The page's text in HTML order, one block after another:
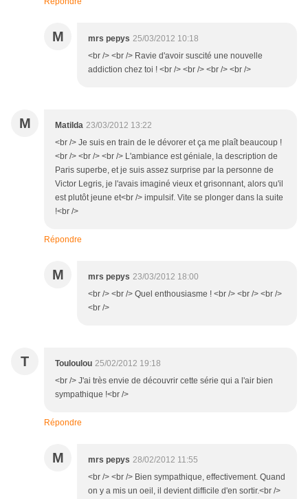
M mrs pepys 25/03/2012 10:18
<br /> <br /> Ravie d'avoir suscité une nouvelle
addiction chez toi ! <br /> <br /> <br /> <br />
M Matilda 23/03/2012 13:22
<br /> Je suis en train de le dévorer et ça me plaît beaucoup !
<br /> <br /> <br /> L'ambiance est géniale, la description de
Paris superbe, et je suis assez surprise par la personne de
Victor Legris, je l'avais imaginé vieux et grisonnant, alors qu'il
est plutôt jeune et<br /> impulsif. Vite se plonger dans la suite
!<br />
Répondre
M mrs pepys 23/03/2012 18:00
<br /> <br /> Quel enthousiasme ! <br /> <br /> <br />
<br />
T Touloulou 25/02/2012 19:18
<br /> J'ai très envie de découvrir cette série qui a l'air bien
sympathique !<br />
Répondre
M mrs pepys 28/02/2012 11:55
<br /> <br /> Bien sympathique, effectivement. Quand
on y a mis un oeil, il devient difficile d'en sortir.<br />